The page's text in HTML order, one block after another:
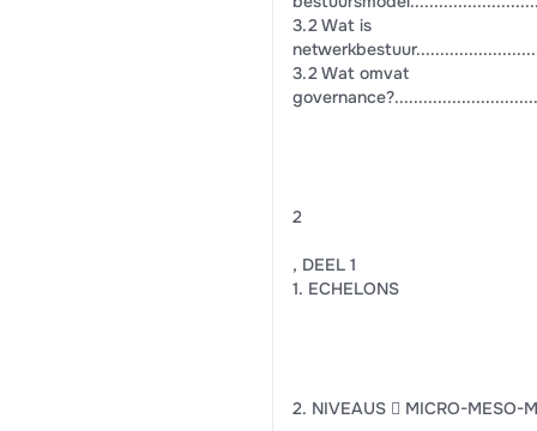
3.2 Wat is
3.2 Wat omvat
2
, DEEL 1
1. ECHELONS
2. NIVEAUS  MICRO-MESO-